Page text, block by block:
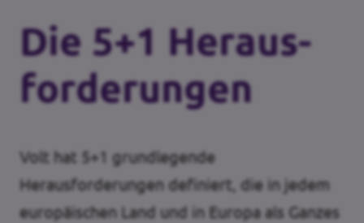
Die 5+1 Heraus­
forderungen
Volt hat 5+1 grundlegende
Herausforderungen definiert, die in jedem
europäischen Land und in Europa als Ganzes